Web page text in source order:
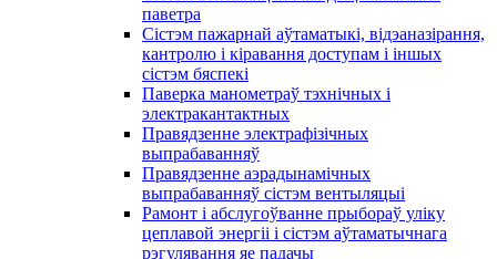
паветра
Сістэм пажарнай аўтаматыкі, відэаназірання,
кантролю і кіравання доступам і іншых
сістэм бяспекі
Паверка манометраў тэхнічных і
электракантактных
Правядзенне электрафізічных
выпрабаванняў
Правядзенне аэрадынамічных
выпрабаванняў сістэм вентыляцыі
Рамонт і абслугоўванне прыбораў уліку
цеплавой энергіі і сістэм аўтаматычнага
рэгулявання яе падачы